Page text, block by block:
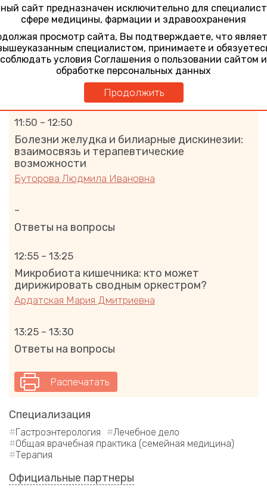
Рациональный выбор пробиотика при
заболеваниях ЖКТ
Ардатская Мария Дмитриевна
Ответы на вопросы
11:50 – 12:50
Болезни желудка и билиарные дискинезии:
взаимосвязь и терапевтические
возможности
Буторова Людмила Ивановна
–
Ответы на вопросы
12:55 – 13:25
Микробиота кишечника: кто может
дирижировать сводным оркестром?
Ардатская Мария Дмитриевна
13:25 – 13:30
Ответы на вопросы
Распечатать
Специализация
Гастроэнтерология
Лечебное дело
Общая врачебная практика (семейная медицина)
Терапия
Официальные партнеры
сайт предназначен исключительно для
сфере медицины, фармации и здравоохранения
просмотр сайта, Вы подтверждаете, что
специалистом, принимаете и
соблюдать условия Соглашения о пользовании сайтом и
обработке персональных данных
Продолжить